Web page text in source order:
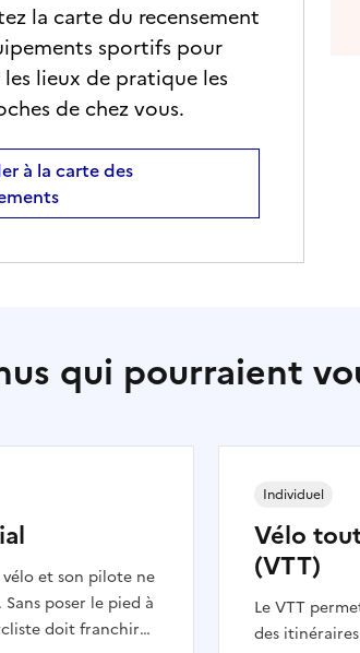
la carte du recensement
sportifs pour
lieux de pratique les
de chez vous.
à la carte des
qui pourraient
et son pilote ne
poser le pied à
doit franchir
Vélo
(VTT)
Le VTT
des
Individuel